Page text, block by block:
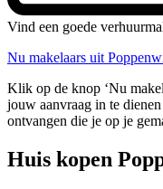
Vind een goede
Nu makelaars uit
Klik op de knop ‘Nu
jouw aanvraag in te
ontvangen die je op je
Huis kopen